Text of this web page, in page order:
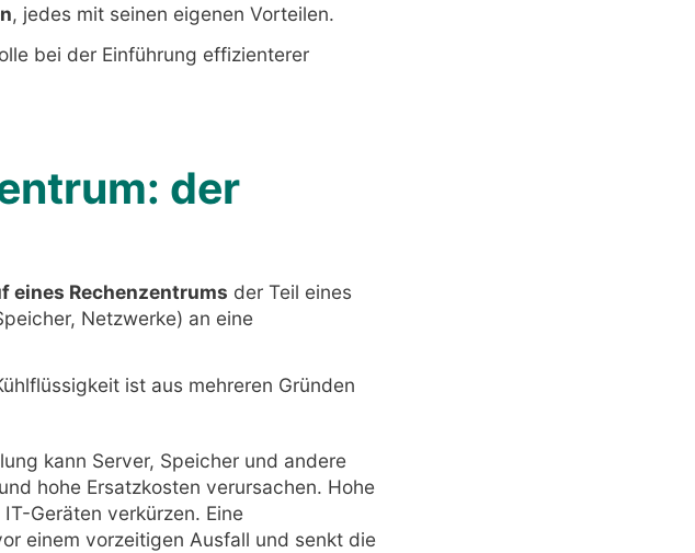
, jedes mit seinen eigenen Vorteilen.
bei der Einführung effizienterer
der
eines Rechenzentrums der Teil eines
Netzwerke) an eine
ist aus mehreren Gründen
kann Server, Speicher und andere
hohe Ersatzkosten verursachen. Hohe
Geräten verkürzen. Eine
einem vorzeitigen Ausfall und senkt die